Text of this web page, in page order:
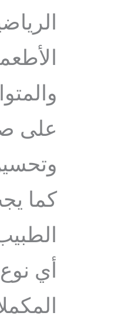
على
كما
أي